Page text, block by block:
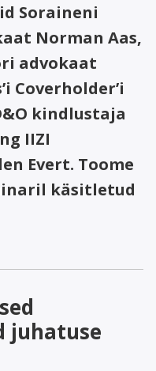
Soraineni
Norman Aas,
advokaat
Coverholder’i
kindlustaja
IIZI
Evert. Toome
käsitletud
juhatuse